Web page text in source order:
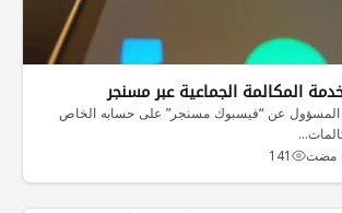
المكالمة الجماعية عبر مسنجر
المسؤول عن “فيسبوك مسنجر” على حسابه الخاص
141